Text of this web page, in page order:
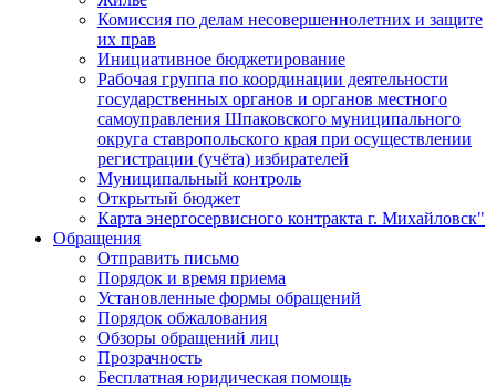
Комиссия по делам несовершеннолетних и защите
их прав
Инициативное бюджетирование
Рабочая группа по координации деятельности
государственных органов и органов местного
самоуправления Шпаковского муниципального
округа ставропольского края при осуществлении
регистрации (учёта) избирателей
Муниципальный контроль
Открытый бюджет
Карта энергосервисного контракта г. Михайловск"
Обращения
Отправить письмо
Порядок и время приема
Установленные формы обращений
Порядок обжалования
Обзоры обращений лиц
Прозрачность
Бесплатная юридическая помощь